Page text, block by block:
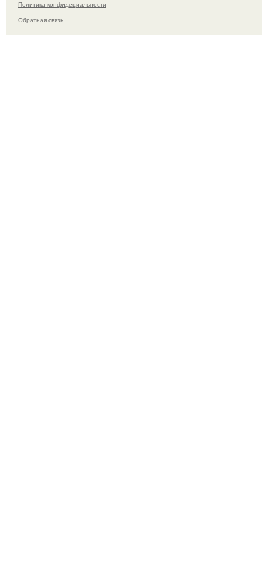
Политика конфидециальности
Обратная связь